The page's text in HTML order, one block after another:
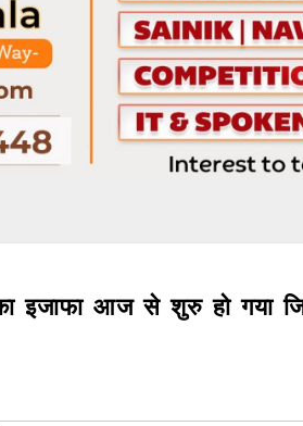
का इजाफा आज से शुरु हो